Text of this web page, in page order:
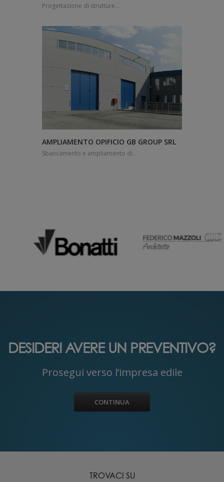
Progettazione di strutture...
AMPLIAMENTO OPIFICIO GB GROUP SRL
Sbancamento e ampliamento di...
DESIDERI RICEVERE UNA
CONSULENZA TECNICA?